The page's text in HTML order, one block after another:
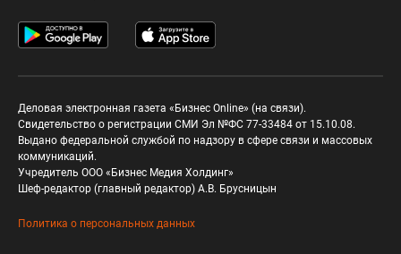
Деловая электронная газета «Бизнес Online» (на связи).
Свидетельство о регистрации СМИ Эл №ФС 77-33484 от 15.10.08.
Выдано федеральной службой по надзору в сфере связи и массовых
коммуникаций.
Учредитель ООО «Бизнес Медия Холдинг»
Шеф-редактор (главный редактор) А.В. Брусницын
Политика о персональных данных